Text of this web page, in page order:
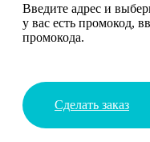
Введите адрес и
у вас есть промокод,
промокода.
Сделать заказ